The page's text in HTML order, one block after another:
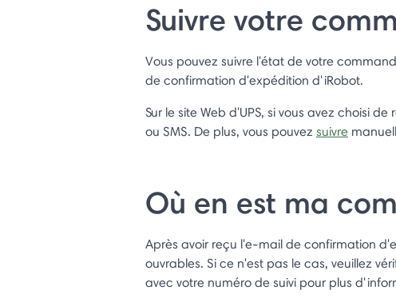
Suivre votre
Vous pouvez suivre l'état de votre
de confirmation d'expédition d'iRobot.
Sur le site Web d'UPS, si vous avez choisi
ou SMS. De plus, vous pouvez suivre
Où en est ma
Après avoir reçu l'e-mail de confirmation
ouvrables. Si ce n'est pas le cas, veuillez
avec votre numéro de suivi pour plus